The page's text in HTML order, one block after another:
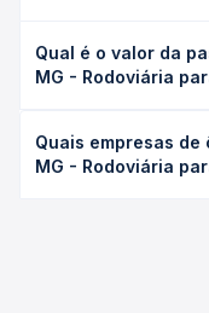
Utinga, BA leva em
conforme a viação,
duração exata de
Qual é o valor da
MG - Rodoviária
Rodoviária para
varia conforme a
Quais empresas de
MG - Rodoviária